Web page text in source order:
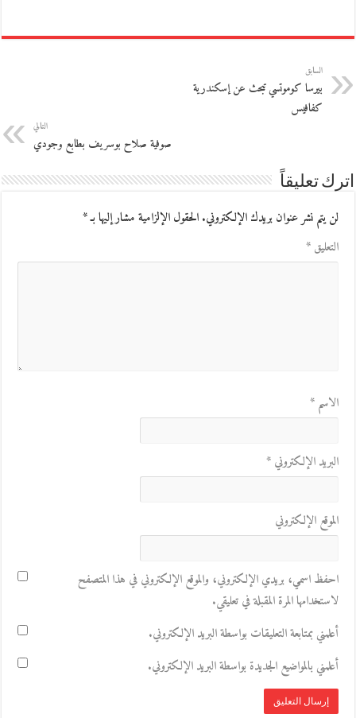
السابق
بيرسا كوموتسي تبحث عن إسكندرية
كفافيس
التالي
صوفية صلاح بوسريف بطابع وجودي
اترك تعليقاً
لن يتم نشر عنوان بريدك الإلكتروني.الحقول الإلزامية مشار إليها بـ*
التعليق*
الاسم*
البريد الإلكتروني*
الموقع الإلكتروني
احفظ اسمي، بريدي الإلكتروني، والموقع الإلكتروني في هذا المتصفح
لاستخدامها المرة المقبلة في تعليقي.
أعلمني بمتابعة التعليقات بواسطة البريد الإلكتروني.
أعلمني بالمواضيع الجديدة بواسطة البريد الإلكتروني.